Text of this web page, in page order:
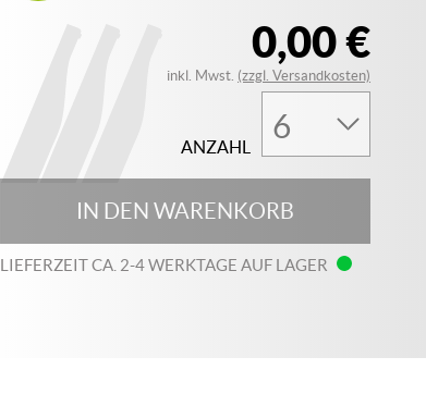
0,00 €
inkl. Mwst. (zzgl. Versandkosten)
ANZAHL
IN DEN WARENKORB
LIEFERZEIT CA. 2-4 WERKTAGE AUF LAGER